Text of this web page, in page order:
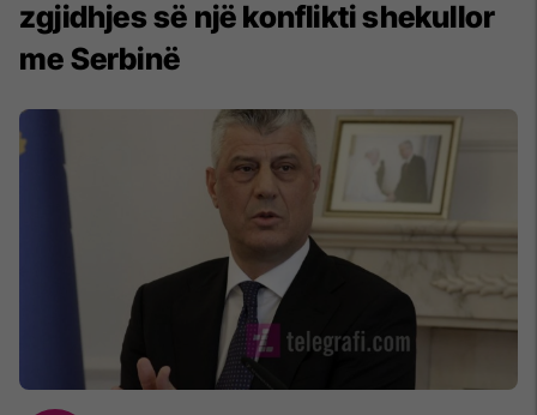
zgjidhjes së një konflikti shekullor
me Serbinë